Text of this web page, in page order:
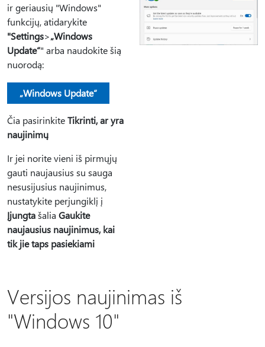
ir geriausių "Windows"
funkcijų, atidarykite
"Settings>„Windows
Update“" arba naudokite šią
nuorodą:
„Windows Update“
Čia pasirinkiteTikrinti, ar yra
naujinimų
Ir jei norite vieni iš pirmųjų
gauti naujausius su sauga
nesusijusius naujinimus,
nustatykite perjungiklį į
Įjungtašalia Gaukite
naujausius naujinimus, kai
tik jie taps pasiekiami
Versijos naujinimas iš
"Windows 10"